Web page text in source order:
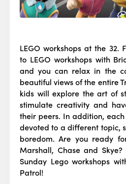
LEGO workshops at the 32.
to LEGO workshops with
and you can relax in the
beautiful views of the entire
kids will explore the art of
stimulate creativity and
their peers. In addition,
devoted to a different topic,
boredom. Are you ready
Marshall, Chase and
Sunday Lego workshops
Patrol!